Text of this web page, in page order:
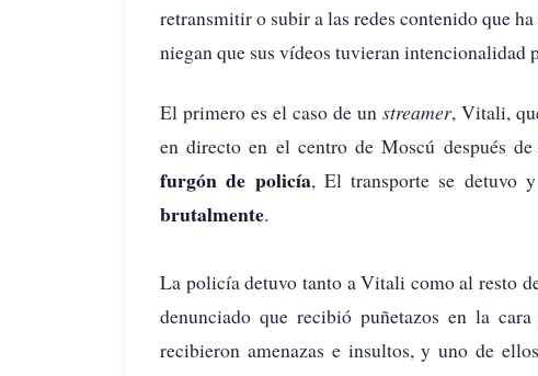
retransmitir o subir a las redes contenido que
niegan que sus vídeos tuvieran intencionalidad
El primero es el caso de un streamer, Vitali,
en directo en el centro de Moscú después
furgón de policía, El transporte se detuvo
brutalmente.
La policía detuvo tanto a Vitali como al resto
denunciado que recibió puñetazos en la
recibieron amenazas e insultos, y uno de